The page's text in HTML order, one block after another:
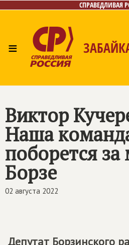
СПРАВЕДЛИВАЯ
≡
Виктор
Наша
поборется
Борзе
02 августа 2022
Депутат Борзинского